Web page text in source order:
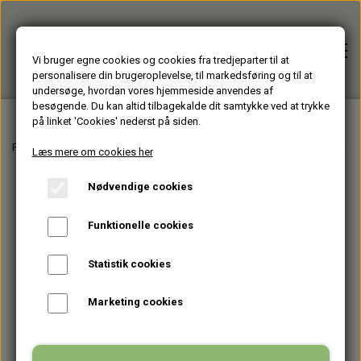
Forside
Firmagaver
Forside Varer fra Huset Venture Storkøbenhavn
Vi bruger egne cookies og cookies fra tredjeparter til at
personalisere din brugeroplevelse, til markedsføring og til at
undersøge, hvordan vores hjemmeside anvendes af
besøgende. Du kan altid tilbagekalde dit samtykke ved at trykke
på linket 'Cookies' nederst på siden.
Læs mere om cookies her
Nødvendige cookies
Funktionelle cookies
Statistik cookies
Marketing cookies